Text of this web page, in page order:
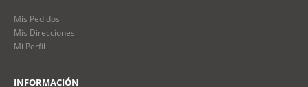
Mis Pedidos
Mis Direcciones
Mi Perfil
INFORMACIÓN